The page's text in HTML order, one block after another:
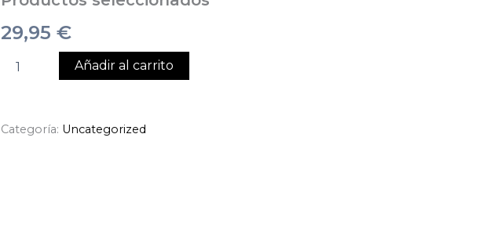
29,95 €
Añadir al carrito
Categoría: Uncategorized